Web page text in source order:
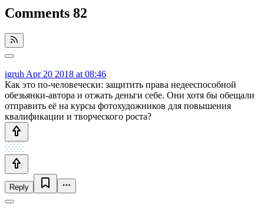
Comments 82
igruh Apr 20 2018 at 08:46
Как это по-человечески: защитить права недееспособной
обезьянки-автора и отжать деньги себе. Они хотя бы обещали
отправить её на курсы фотохудожников для повышения
квалификации и творческого роста?
Reply